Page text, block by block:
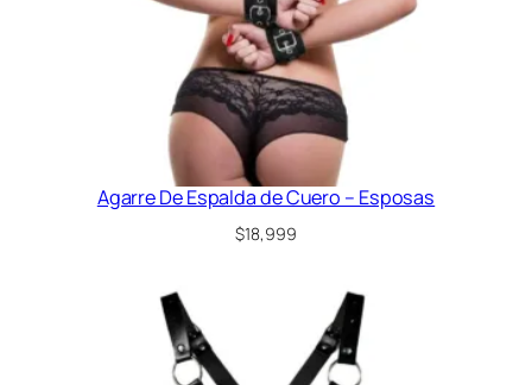
Agarre De Espalda de Cuero – Esposas
$18,999